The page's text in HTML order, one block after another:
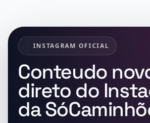
INSTAGRAM OFICIAL
Conteudo
direto do
da